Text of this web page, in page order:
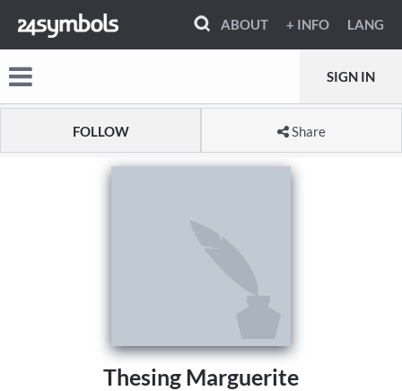
ABOUT + INFO LANG
SIGN IN
FOLLOW Share
Thesing Marguerite